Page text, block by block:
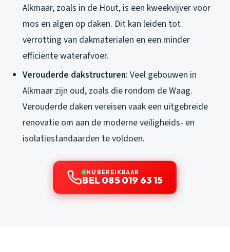
Alkmaar, zoals in de Hout, is een kweekvijver voor
mos en algen op daken. Dit kan leiden tot
verrotting van dakmaterialen en een minder
efficiënte waterafvoer.
Verouderde dakstructuren: Veel gebouwen in
Alkmaar zijn oud, zoals die rondom de Waag.
Verouderde daken vereisen vaak een uitgebreide
renovatie om aan de moderne veiligheids- en
isolatiestandaarden te voldoen.
NU BEREIKBAAR
BEL 085 019 63 15